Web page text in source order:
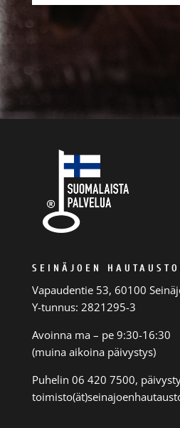
SEINÄJOEN
Vapaudentie 53, 60100
Y-tunnus: 2821295-3
Avoinna ma – pe 9:30-16:30
(muina aikoina päivystys)
Puhelin 06 420 7500,